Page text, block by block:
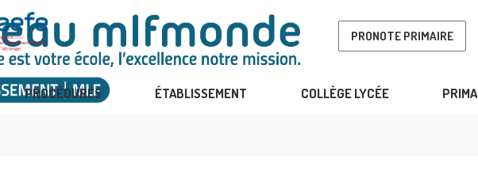
PRONOTE PRIMAIRE
PROCÉDURES ÉTABLISSEMENT COLLÈGE LYCÉE